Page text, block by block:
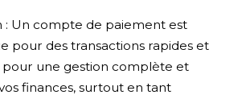
: Un compte de paiement est
pour des transactions rapides et
pour une gestion complète et
finances, surtout en tant